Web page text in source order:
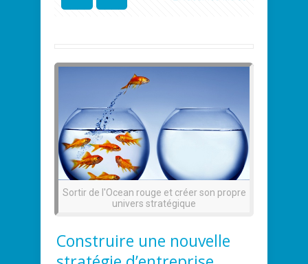
Sortir de l'Ocean rouge et créer son propre
univers stratégique
Construire une nouvelle